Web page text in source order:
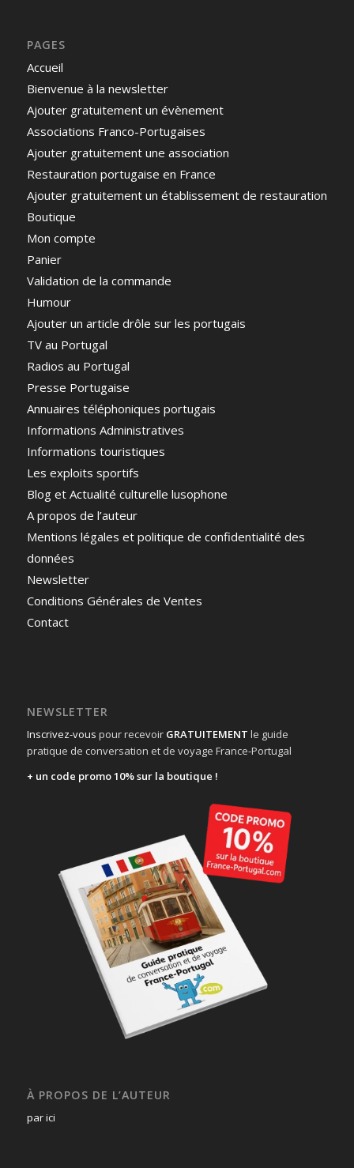
PAGES
Accueil
Bienvenue à la newsletter
Ajouter gratuitement un évènement
Associations Franco-Portugaises
Ajouter gratuitement une association
Restauration portugaise en France
Ajouter gratuitement un établissement de restauration
Boutique
Mon compte
Panier
Validation de la commande
Humour
Ajouter un article drôle sur les portugais
TV au Portugal
Radios au Portugal
Presse Portugaise
Annuaires téléphoniques portugais
Informations Administratives
Informations touristiques
Les exploits sportifs
Blog et Actualité culturelle lusophone
A propos de l’auteur
Mentions légales et politique de confidentialité des
données
Newsletter
Conditions Générales de Ventes
Contact
NEWSLETTER
Inscrivez-vous pour recevoir GRATUITEMENT le guide
pratique de conversation et de voyage France-Portugal
+ un code promo 10% sur la boutique !
À PROPOS DE L’AUTEUR
par ici